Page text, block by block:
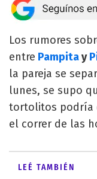
Los rumores
entre Pampitay
la pareja se
lunes, se supo
tortolitos podría
el correr de las
LEÉ TAMBIÉN